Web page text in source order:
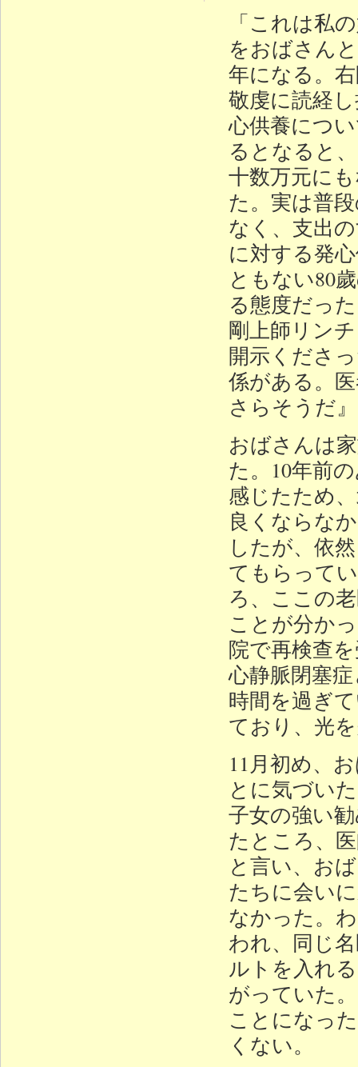
「これは私
をおばさん
年になる。
敬虔に読経
心供養につ
るとなると
十数万元に
た。実は普
なく、支出
に対する発
ともない80
る態度だっ
剛上師リン
開示くださ
係がある。
さらそうだ
おばさんは
た。10年前
感じたため
良くならな
したが、依
てもらって
ろ、ここの
ことが分か
院で再検查
心静脈閉塞
時間を過ぎ
ており、光
11月初め、
とに気づい
子女の強い
たところ、
と言い、お
たちに会い
なかった。
われ、同じ
ルトを入れ
がっていた
ことになっ
くない。